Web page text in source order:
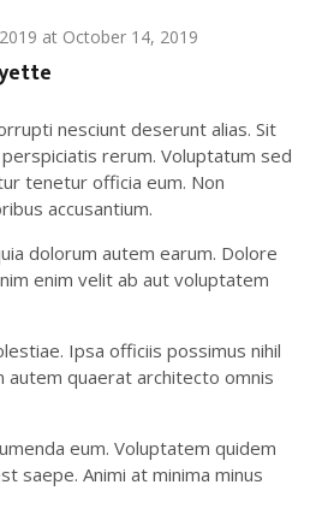
at October 14, 2019
nesciunt deserunt alias. Sit
rerum. Voluptatum sed
tenetur officia eum. Non
accusantium.
dolorum autem earum. Dolore
enim velit ab aut voluptatem
Ipsa officiis possimus nihil
autem quaerat architecto omnis
eum. Voluptatem quidem
saepe. Animi at minima minus